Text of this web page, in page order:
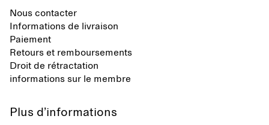
Nous contacter
Informations de livraison
Paiement
Retours et remboursements
Droit de rétractation
informations sur le membre
Plus d’informations